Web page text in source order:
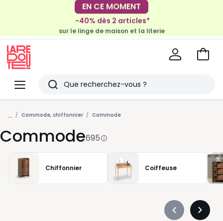
EN CE MOMENT
-30€ tous les 100€*
sur le meuble & la déco
-40% dès 2 articles*
sur le linge de maison et la literie
Menu
Redoute
Rechercher
Derniers
articles
vus
Voir
... Commode, chiffonnier Commode
Commode695
Chiffonnier Coiffeuse
Précédent